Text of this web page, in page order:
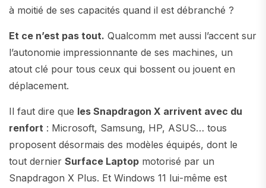
à moitié de ses capacités quand il est débranché ?
Et ce n’est pas tout. Qualcomm met aussi l’accent sur
l’autonomie impressionnante de ses machines, un
atout clé pour tous ceux qui bossent ou jouent en
déplacement.
Il faut dire que les Snapdragon X arrivent avec du
renfort : Microsoft, Samsung, HP, ASUS… tous
proposent désormais des modèles équipés, dont le
tout dernier Surface Laptop motorisé par un
Snapdragon X Plus. Et Windows 11 lui-même est